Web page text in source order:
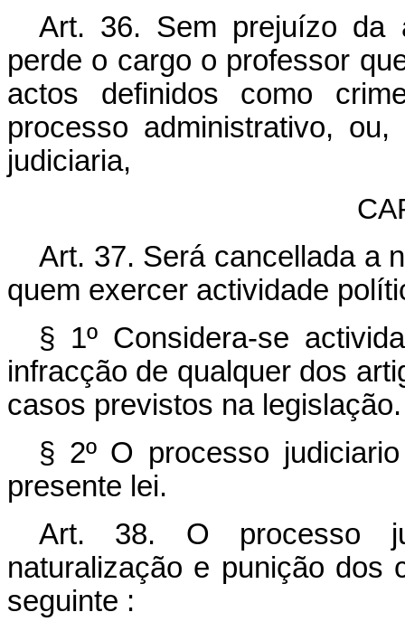
Art. 36. Sem prejuízo da
perde o cargo o professor
actos definidos como
processo administrativo,
judiciaria,
Art. 37. Será cancellada a
quem exercer actividade
§ 1º Considera-se
infracção de qualquer dos
casos previstos na legislação.
§ 2º O processo
presente lei.
Art. 38. O processo
naturalização e punição dos
seguinte :